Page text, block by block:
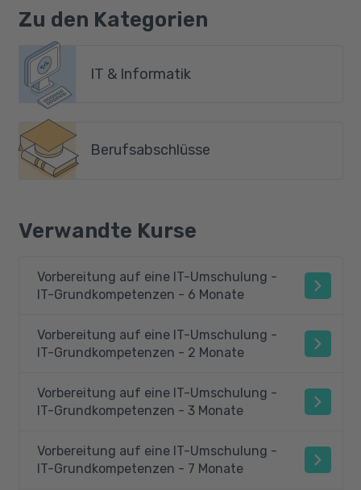
Zu den Kategorien
IT & Informatik
Berufsabschlüsse
Verwandte Kurse
Vorbereitung auf eine IT-Umschulung -
IT-Grundkompetenzen - 6 Monate
Vorbereitung auf eine IT-Umschulung -
IT-Grundkompetenzen - 2 Monate
Vorbereitung auf eine IT-Umschulung -
IT-Grundkompetenzen - 3 Monate
Vorbereitung auf eine IT-Umschulung -
IT-Grundkompetenzen - 7 Monate